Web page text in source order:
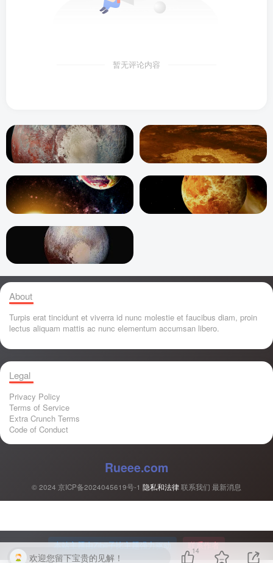
暂无评论内容
About
Turpis erat tincidunt et viverra id nunc molestie et faucibus diam, proin
lectus aliquam mattis ac nunc elementum accumsan libero.
Legal
Privacy Policy
Terms of Service
Extra Crunch Terms
Code of Conduct
Rueee.com
© 2024 京ICP备2024045619号-1 隐私和法律联系我们 最新消息
欢迎您留下宝贵的见解！
14
本站主题由Zibll子比主题强力驱动 联系作者